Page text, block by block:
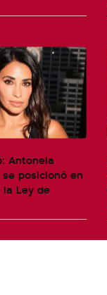
Antonela
se posicionó en
Ley de